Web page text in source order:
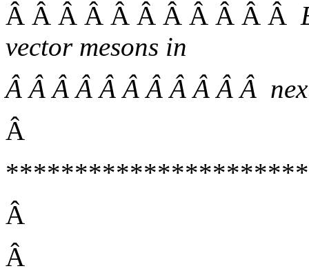
Â Â Â Â Â Â Â Â Â Â Â
vector mesons in
Â Â Â Â Â Â Â Â Â Â Â
Â
Â
Â